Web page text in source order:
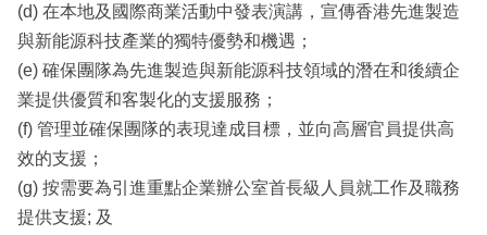
(d) 在本地及國際商業活動中發表演講，宣傳香港先進製造
與新能源科技產業的獨特優勢和機遇；
(e) 確保團隊為先進製造與新能源科技領域的潛在和後續企
業提供優質和客製化的支援服務；
(f) 管理並確保團隊的表現達成目標，並向高層官員提供高
效的支援；
(g) 按需要為引進重點企業辦公室首長級人員就工作及職務
提供支援; 及